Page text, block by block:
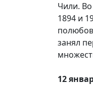
Чили.
1894 и
занял
12